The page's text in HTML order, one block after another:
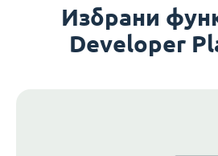
Избрани
Developer